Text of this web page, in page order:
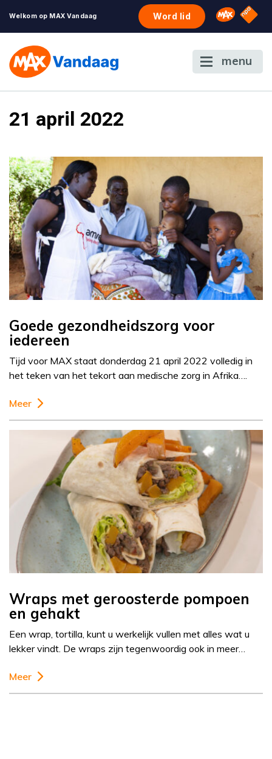
Welkom op MAX Vandaag Word lid Omroep
NPO
menu
21 april 2022
Goede gezondheidszorg voor
iedereen
Tijd voor MAX staat donderdag 21 april 2022 volledig in
het teken van het tekort aan medische zorg in Afrika….
Meer
Wraps met geroosterde pompoen
en gehakt
Een wrap, tortilla, kunt u werkelijk vullen met alles wat u
lekker vindt. De wraps zijn tegenwoordig ook in meer…
Meer